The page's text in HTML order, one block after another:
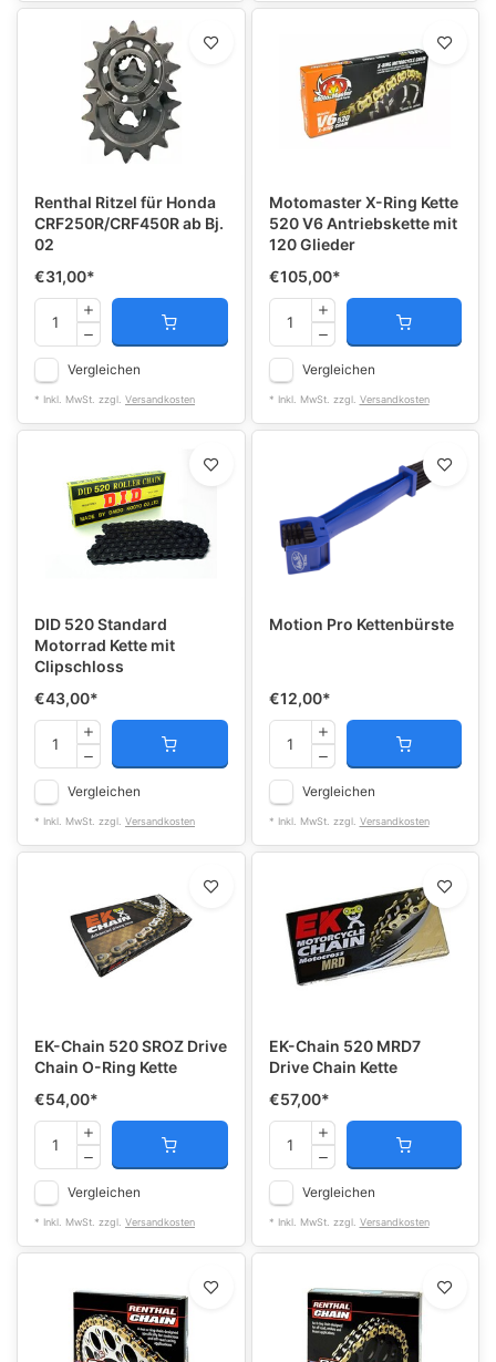
Renthal Ritzel für Honda
CRF250R/CRF450R ab Bj.
02
€31,00*
Vergleichen
* Inkl. MwSt. zzgl. Versandkosten
Motomaster X-Ring Kette
520 V6 Antriebskette mit
120 Glieder
€105,00*
Vergleichen
* Inkl. MwSt. zzgl. Versandkosten
DID 520 Standard
Motorrad Kette mit
Clipschloss
€43,00*
Vergleichen
* Inkl. MwSt. zzgl. Versandkosten
Motion Pro Kettenbürste
€12,00*
Vergleichen
* Inkl. MwSt. zzgl. Versandkosten
EK-Chain 520 SROZ Drive
Chain O-Ring Kette
€54,00*
Vergleichen
* Inkl. MwSt. zzgl. Versandkosten
EK-Chain 520 MRD7
Drive Chain Kette
€57,00*
Vergleichen
* Inkl. MwSt. zzgl. Versandkosten